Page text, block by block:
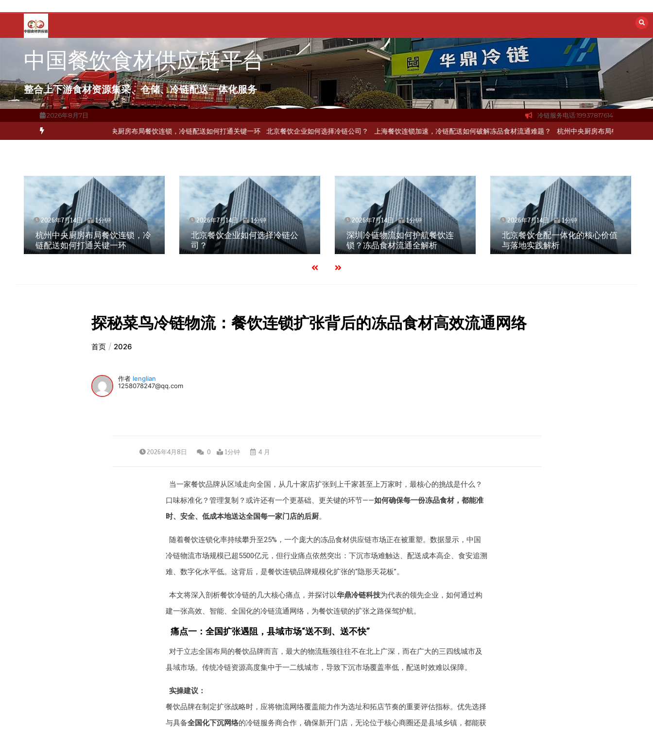
容
中国餐饮食材供应链平台
整合上下游食材资源集采、仓储、冷链配送一体化服务
2026年8月7日 冷链服务电话:19937817614
材流通难题？ 杭州中央厨房布局餐饮连锁，冷链配送如何打通关键一环 北京餐饮企业如何选择冷链公司？ 上海餐饮连锁加速，冷链配送如何破解冻品食材流通难题？ 杭州中央厨房布局餐饮连锁，冷链配送如
2026年7月14日 1分钟
北京餐饮企业如何选择冷链公
司？
2026年7月14日 1分钟
深圳冷链物流如何护航餐饮连
锁？冻品食材流通全解析
2026年7月14日 1分钟
北京餐饮仓配一体化的核心价值
与落地实践解析
2026年7月14日 1分钟
武汉冻品配送三要素：控温、时
效、低成本如何兼得？
探秘菜鸟冷链物流：餐饮连锁扩张背后的冻品食材高效流通网络
首页 2026
作者 lenglian
1258078247@qq.com
2026年4月8日 0 1分钟 4 月
当一家餐饮品牌从区域走向全国，从几十家店扩张到上千家甚至上万家时，最核心的挑战是什么？
口味标准化？管理复制？或许还有一个更基础、更关键的环节——如何确保每一份冻品食材，都能准
时、安全、低成本地送达全国每一家门店的后厨。
随着餐饮连锁化率持续攀升至25%，一个庞大的冻品食材供应链市场正在被重塑。数据显示，中国
冷链物流市场规模已超5500亿元，但行业痛点依然突出：下沉市场难触达、配送成本高企、食安追溯
难、数字化水平低。这背后，是餐饮连锁品牌规模化扩张的“隐形天花板”。
本文将深入剖析餐饮冷链的几大核心痛点，并探讨以华鼎冷链科技为代表的领先企业，如何通过构
建一张高效、智能、全国化的冷链流通网络，为餐饮连锁的扩张之路保驾护航。
痛点一：全国扩张遇阻，县域市场“送不到、送不快”
对于立志全国布局的餐饮品牌而言，最大的物流瓶颈往往不在北上广深，而在广大的三四线城市及
县域市场。传统冷链资源高度集中于一二线城市，导致下沉市场覆盖率低，配送时效难以保障。
实操建议：
餐饮品牌在制定扩张战略时，应将物流网络覆盖能力作为选址和拓店节奏的重要评估指标。优先选择
与具备全国化下沉网络的冷链服务商合作，确保新开门店，无论位于核心商圈还是县域乡镇，都能获